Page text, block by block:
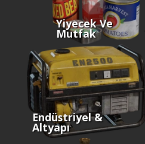
Yiyecek Ve
Mutfak
Endüstriyel &
Altyapı